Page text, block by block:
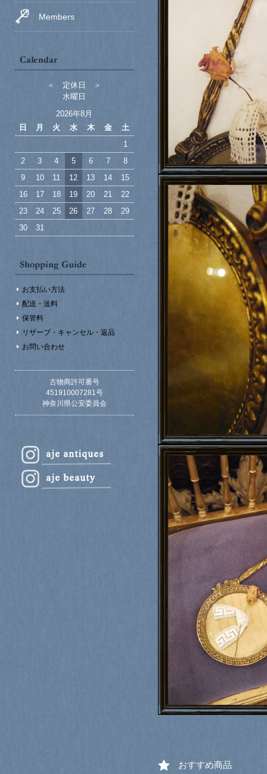
Members
＜ 定休日 ＞
水曜日
2026年8月
日
月 火 水 木 金
土
1
2
3 4 5 6 7
8
9
10 11 12 13 14
15
16
17 18 19 20 21
22
23
24 25 26 27 28
29
30
31
お支払い方法
配送・送料
保管料
リザーブ・キャンセル・返品
お問い合わせ
古物商許可番号
451910007281号
神奈川県公安委員会
おすすめ商品